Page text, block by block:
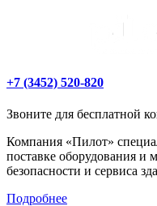
+7 (3452) 520-820
Звоните для бесплатной
Компания «Пилот»
поставке оборудования и
безопасности и сервиса
Подробнее